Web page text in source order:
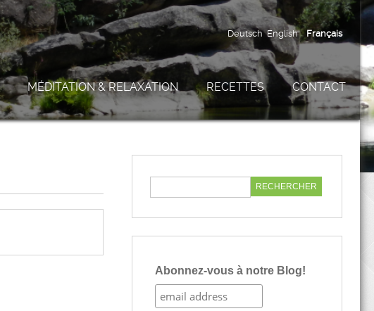
Deutsch English
Français
MÉDITATION & RELAXATION RECETTES CONTACT
Abonnez-vous à notre Blog!